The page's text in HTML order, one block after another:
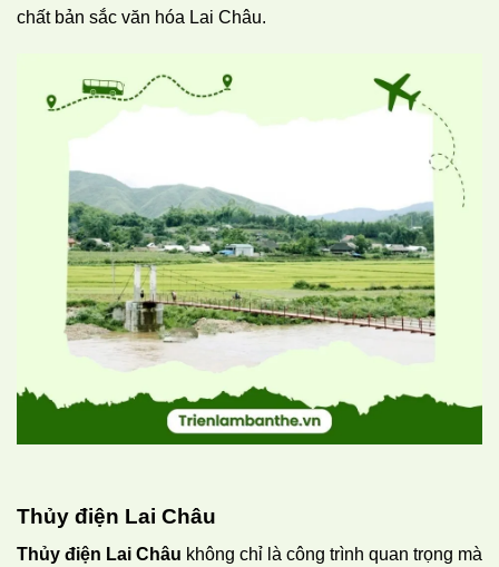
chất bản sắc văn hóa Lai Châu.
Thủy điện Lai Châu
Thủy điện Lai Châu không chỉ là công trình quan trọng mà